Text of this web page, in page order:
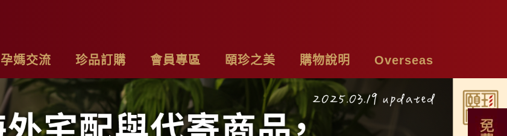
孕媽交流
最新消息
專欄作家
珍品訂購
材套組
會員專區
基本資料
購物車
頤珍之美
品牌故事
聯絡我們
購物說明
購物須知
付款方式
Overseas
Chicken Essence
Tea Bags